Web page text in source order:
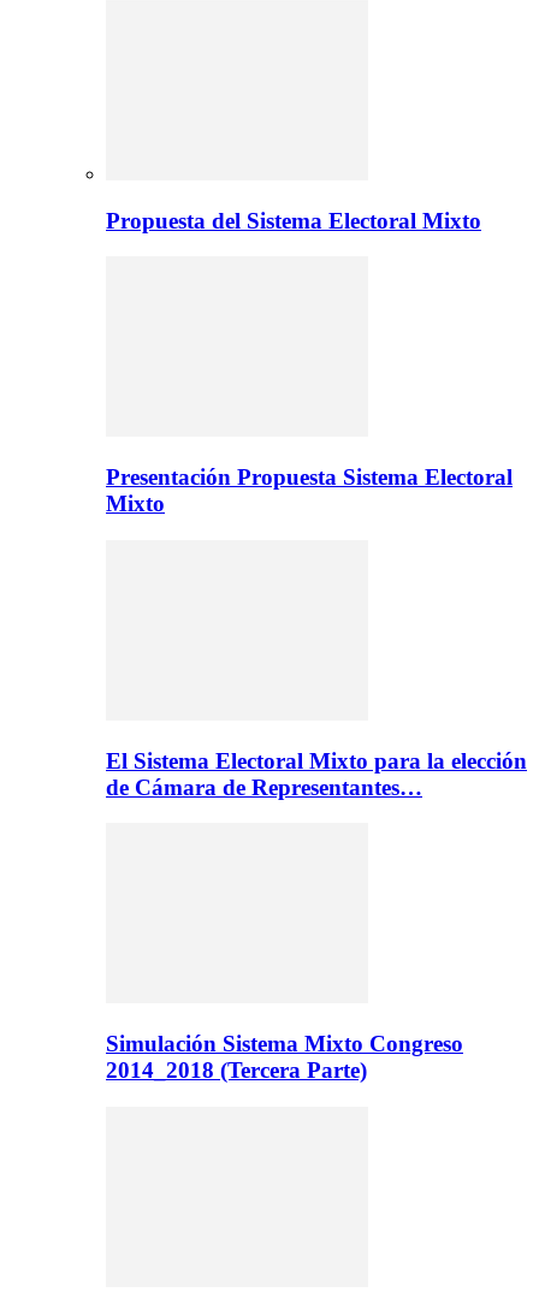
Propuesta del Sistema Electoral Mixto
Presentación Propuesta Sistema Electoral
Mixto
El Sistema Electoral Mixto para la elección
de Cámara de Representantes…
Simulación Sistema Mixto Congreso
2014_2018 (Tercera Parte)